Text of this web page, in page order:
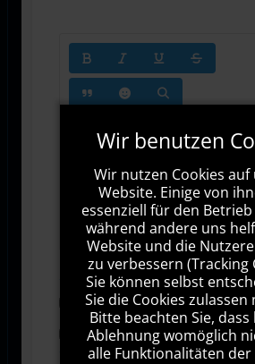
Abonnieren
Ich stimme den Allgemeinen
Geschäftsbedingungen zu.
Wir benutzen
Wir nutzen Cookies
Website. Einige von
essenziell für den
während andere uns
Website und die
zu verbessern (Tracking
Sie können selbst
Sie die Cookies zulassen
Bitte beachten Sie,
Ablehnung womöglich
alle Funktionalitäten der